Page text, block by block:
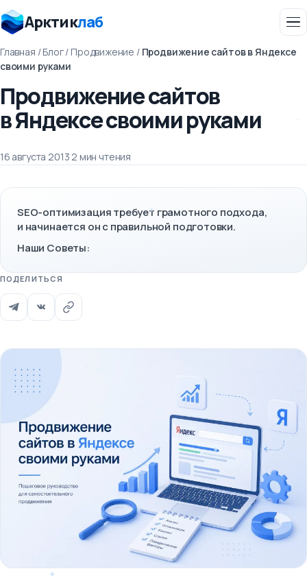
Арктиклаб
Главная /Блог/ Продвижение / Продвижение сайтов в Яндексе
своими руками
Продвижение сайтов
в Яндексе своими руками
16 августа 2013·2 мин чтения
SEO-оптимизация требует грамотного подхода,
и начинается он с правильной подготовки.
Наши Советы:
ПОДЕЛИТЬСЯ